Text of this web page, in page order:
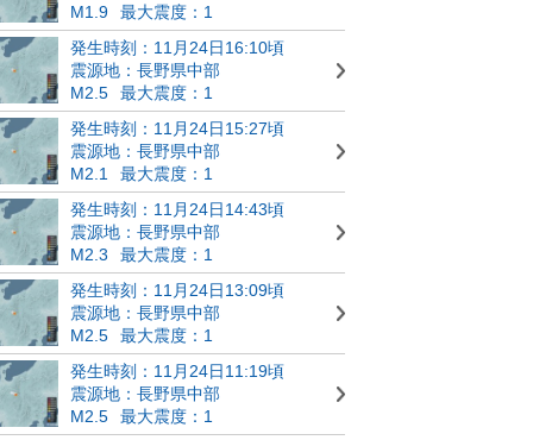
M1.9
最大震度：1
発生時刻：11月24日16:10頃
震源地：長野県中部
M2.5
最大震度：1
発生時刻：11月24日15:27頃
震源地：長野県中部
M2.1
最大震度：1
発生時刻：11月24日14:43頃
震源地：長野県中部
M2.3
最大震度：1
発生時刻：11月24日13:09頃
震源地：長野県中部
M2.5
最大震度：1
発生時刻：11月24日11:19頃
震源地：長野県中部
M2.5
最大震度：1